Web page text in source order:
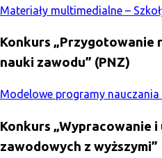
Materiały multimedialne –
Konkurs „Przygotowanie
nauki zawodu” (PNZ)
Modelowe programy
Konkurs „Wypracowanie
zawodowych z wyższymi”